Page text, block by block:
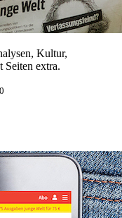
Kultur,
Seiten extra.